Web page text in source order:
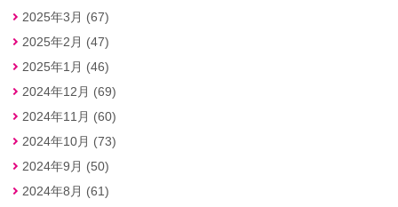
2025年3月 (67)
2025年2月 (47)
2025年1月 (46)
2024年12月 (69)
2024年11月 (60)
2024年10月 (73)
2024年9月 (50)
2024年8月 (61)